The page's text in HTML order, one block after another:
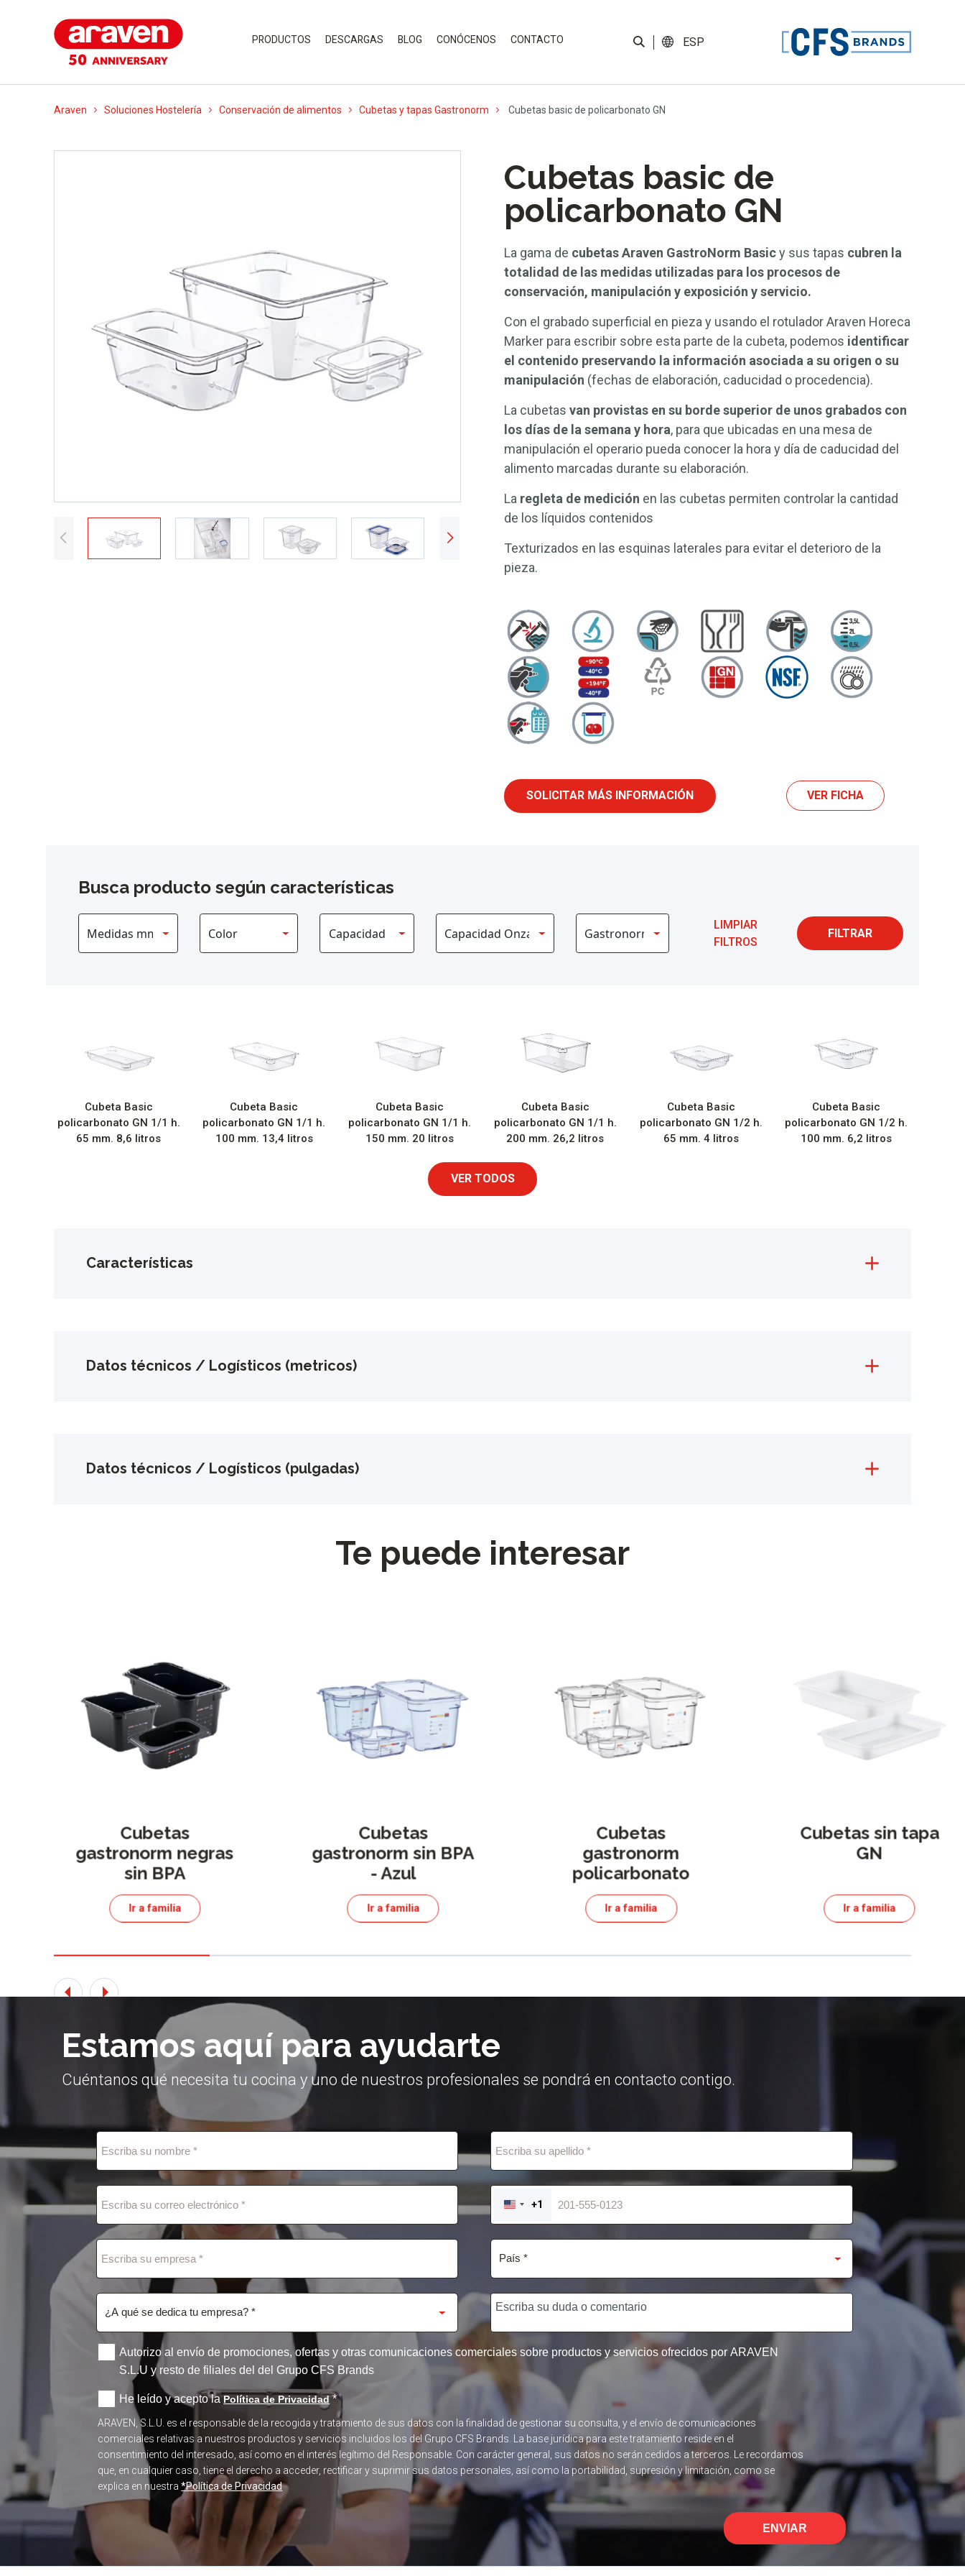
PRODUCTOS DESCARGAS BLOG CONÓCENOS CONTACTO ESP
Araven Soluciones Hostelería Conservación de alimentos Cubetas y tapas Gastronorm Cubetas basic de policarbonato GN
Cubetas basic de
policarbonato GN
La gama de cubetas Araven GastroNorm Basicy sus tapas cubren la
totalidad de las medidas utilizadas para los procesos de
conservación, manipulación y exposición y servicio.
Con el grabado superficial en pieza y usando el rotulador Araven Horeca
Marker para escribir sobre esta parte de la cubeta, podemos identificar
el contenido preservando la información asociada a su origen o su
manipulación (fechas de elaboración, caducidad o procedencia).
La cubetas van provistas en su borde superior de unos grabados con
los días de la semana y hora, para que ubicadas en una mesa de
manipulación el operario pueda conocer la hora y día de caducidad del
alimento marcadas durante su elaboración.
La regleta de medición en las cubetas permiten controlar la cantidad
de los líquidos contenidos
Texturizados en las esquinas laterales para evitar el deterioro de la
pieza.
SOLICITAR MÁS INFORMACIÓN VER FICHA
Busca producto según características
LIMPIAR
FILTROS
FILTRAR
Cubeta Basic
policarbonato GN 1/1 h.
65 mm. 8,6 litros
Cubeta Basic
policarbonato GN 1/1 h.
100 mm. 13,4 litros
Cubeta Basic
policarbonato GN 1/1 h.
150 mm. 20 litros
Cubeta Basic
policarbonato GN 1/1 h.
200 mm. 26,2 litros
Cubeta Basic
policarbonato GN 1/2 h.
65 mm. 4 litros
Cubeta Basic
policarbonato GN 1/2 h.
100 mm. 6,2 litros
VER TODOS
Características
Datos técnicos / Logísticos (metricos)
Datos técnicos / Logísticos (pulgadas)
Te puede interesar
Cubetas
gastronorm negras
sin BPA
Ir a familia
Cubetas
gastronorm sin BPA
- Azul
Ir a familia
Cubetas
gastronorm
policarbonato
Ir a familia
Cubetas sin tapa
GN
Ir a familia
Estamos aquí para ayudarte
Cuéntanos qué necesita tu cocina y uno de nuestros profesionales se pondrá en contacto contigo.
UNITED
STATES
+1
+1
Autorizo al envío de promociones, ofertas y otras comunicaciones comerciales sobre productos y servicios ofrecidos por ARAVEN
S.L.U y resto de filiales del del Grupo CFS Brands
He leído y acepto laPolítica de Privacidad*
ARAVEN, S.L.U. es el responsable de la recogida y tratamiento de sus datos con la finalidad de gestionar su consulta, y el envío de comunicaciones
comerciales relativas a nuestros productos y servicios incluidos los del Grupo CFS Brands. La base jurídica para este tratamiento reside en el
consentimiento del interesado, así como en el interés legítimo del Responsable. Con carácter general, sus datos no serán cedidos a terceros. Le recordamos
que, en cualquier caso, tiene el derecho a acceder, rectificar y suprimir sus datos personales, así como la portabilidad, supresión y limitación, como se
explica en nuestra*Política de Privacidad
ENVIAR